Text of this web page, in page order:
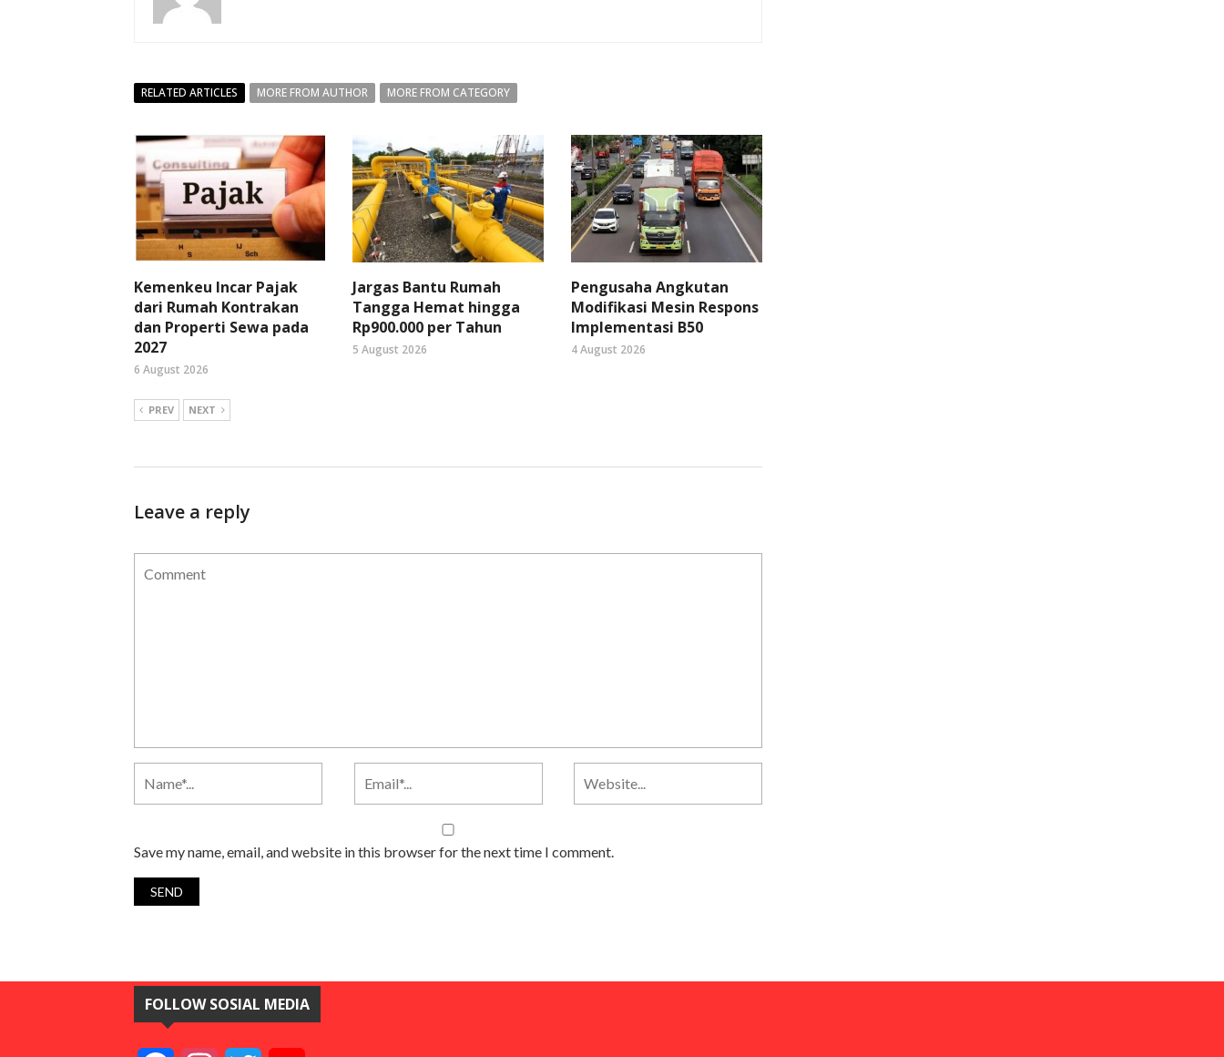
RELATED ARTICLES MORE FROM AUTHOR MORE FROM CATEGORY
Kemenkeu Incar Pajak
dari Rumah Kontrakan
dan Properti Sewa pada
2027
6 August 2026
Jargas Bantu Rumah
Tangga Hemat hingga
Rp900.000 per Tahun
5 August 2026
Pengusaha Angkutan
Modifikasi Mesin Respons
Implementasi B50
4 August 2026
PREV NEXT
Leave a reply
Save my name, email, and website in this browser for the next time I comment.
FOLLOW SOSIAL MEDIA